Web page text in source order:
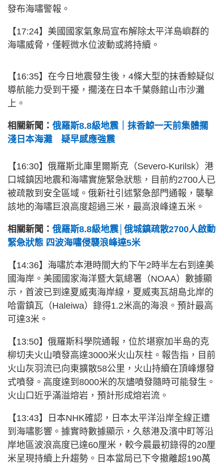
發布海嘯警報。
【17:24】美國國家氣象局宣布解除太平洋島嶼群的
海嘯威脅，僅輕微水位波動或將持續。
【16:35】 在今日地震發生後，4條大型的抹香鯨疑似
導航能力受到干擾，擱淺在日本千葉縣館山市沙灘
上。
相關新聞： 俄羅斯8.8級地震｜抹香鯨一天前集體擱
淺日本海灘 疑早感應強震
【16:30】 俄羅斯北庫里爾斯克（Severo-Kurilsk）港
口城鎮因地震和海嘯實施緊急狀態，目前約2700人已
被疏散到安全區域。俄新社引述緊急部門通報，襲擊
該地的海嘯巨浪高度超過三米，最高浪峰達五米。
相關新聞： 俄羅斯8.8級地震│俄城鎮疏散2700人啟動
緊急狀態 四波海嘯侵襲浪峰達5米
【14:36】海嘯於本港時間大約下午2時半左右到達美
國海岸。美國國家海洋暨大氣總署（NOAA）數據顯
示，首波已到達夏威夷海岸線，夏威夷瓦胡島北岸的
哈雷鎮瓦（Haleiwa）錄得1.2米高的海浪。預計最高
可達3米。
【13:50】俄羅斯科學院通報，位於堪察加半島的克
柳切夫火山噴發高達3000米火山灰柱。報告指，目前
火山灰羽流已向東擴散58公里，火山持續在頂峰爆發
式噴發。高度達到8000米的灰燼噴發隨時可能發生。
火山口近乎滿溢熔岩，預計形成熔岩流。
【13:43】日本NHK確認，日本太平洋沿岸全線正遭
到海嘯影響。 據實時數據顯示，久慈港及濱中町等沿
岸地區波浪高度已達60厘米，較今晨最初錄得的20厘
米呈現持續上升趨勢。 日本當局已下令撤離超190萬